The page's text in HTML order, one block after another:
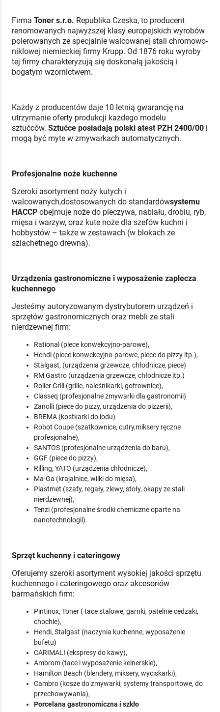
Firma Toner s.r.o. Republika Czeska, to producent
renomowanych najwyższej klasy europejskich wyrobów
polerowanych ze specjalnie walcowanej stali chromowo-
niklowej niemieckiej firmy Krupp. Od 1876 roku wyroby
tej firmy charakteryzują się doskonałą jakością i
bogatym wzornictwem.
Każdy z producentów daje 10 letnią gwarancję na
utrzymanie oferty produkcji każdego modelu
sztućców. Sztućce posiadają polski atest PZH 2400/00 i
mogą być myte w zmywarkach automatycznych.
Profesjonalne noże kuchenne
Szeroki asortyment noży kutych i
walcowanych,dostosowanych do standardówsystemu
HACCP obejmuje noże do pieczywa, nabiału, drobiu, ryb,
mięsa i warzyw, oraz kute noże dla szefów kuchni i
hobbystów – także w zestawach (w blokach ze
szlachetnego drewna).
Urządzenia gastronomiczne i wyposażenie zaplecza
kuchennego
Jesteśmy autoryzowanym dystrybutorem urządzeń i
sprzętów gastronomicznych oraz mebli ze stali
nierdzewnej firm:
Rational (piece konwekcyjno-parowe),
Hendi (piece konwekcyjno-parowe, piece do pizzy itp.),
Stalgast, (urządzenia grzewcze, chłodnicze, piece)
RM Gastro (urządzenia grzewcze, chłodnicze itp.)
Roller Grill (grille, naleśnikarki, gofrownice),
Classeq (profesjonalne zmywarki dla gastronomii)
Zanolli (piece do pizzy, urządzenia do pizzerii),
BREMA (kostkarki do lodu)
Robot Coupe (szatkownice, cutry,miksery ręczne
profesjonalne),
SANTOS (profesjonalne urządzenia do baru),
GGF (piece do pizzy),
Rilling, YATO (urządzenia chłodnicze),
Ma-Ga (krajalnice, wilki do mięsa),
Plastmet (szafy, regały, zlewy, stoły, okapy ze stali
nierdzewnej),
Tenzi (profesjonalne środki chemiczne oparte na
nanotechnologii).
Sprzęt kuchenny i cateringowy
Oferujemy szeroki asortyment wysokiej jakości sprzętu
kuchennego i cateringowego oraz akcesoriów
barmańskich firm:
Pintinox, Toner ( tace stalowe, garnki, patelnie cedzaki,
chochle),
Hendi, Stalgast (naczynia kuchenne, wyposażenie
bufetu)
CARIMALI (ekspresy do kawy),
Ambrom (tace i wyposażenie kelnerskie),
Hamilton Beach (blendery, miksery, wyciskarki),
Cambro (kosze do zmywarki, systemy transportowe, do
przechowywania),
Porcelana gastronomiczna i szkło